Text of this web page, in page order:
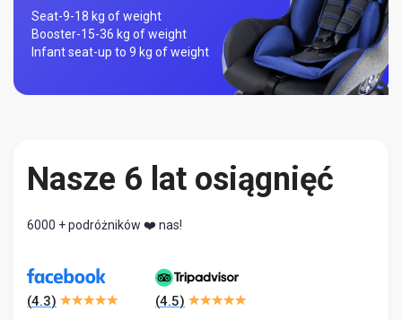
Seat-9-18 kg of weight
Booster-15-36 kg of weight
Infant seat-up to 9 kg of weight
Nasze 6 lat osiągnięć
6000 + podróżników ❤️ nas!
(4.3) (4.5)